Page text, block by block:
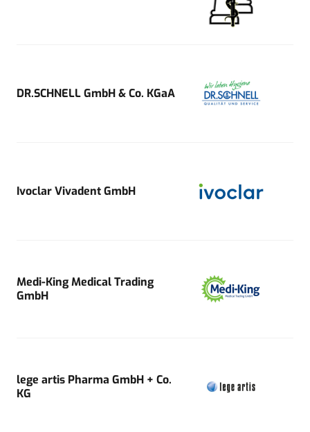
DR.SCHNELL GmbH & Co. KGaA
Ivoclar Vivadent GmbH
Medi-King Medical Trading
GmbH
lege artis Pharma GmbH + Co.
KG